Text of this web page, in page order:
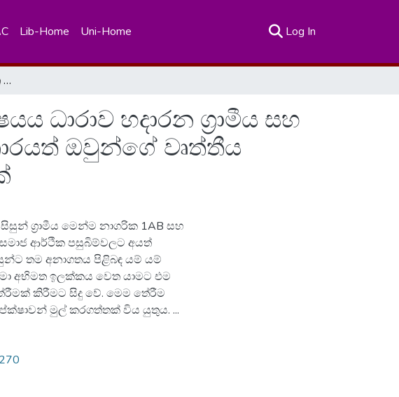
Lib-Home Uni-Home Log In
අධ්‍යයන පොදු සහතික පත්‍ර උසස් පෙළ කලා විෂයය ධාරාව හදාරන ග්‍රාමීය සහ නාගරික සිසුන් විෂයයන් තෝරාගෙන ඇති ආකාරයත් ඔවුන්ගේ වෘත්තීය අපේක්ෂණත් අතර සබඳතාව පිළිබඳ අධ්‍යයනයක්
ධාරාව හදාරන ග්‍රාමීය සහ
ඔවුන්ගේ වෘත්තීය
ග්‍රාමීය මෙන්ම නාගරික 1AB සහ
ආර්ථික පසුබිම්වලට අයත්
තම අනාගතය පිළිබඳ යම් යම්
අභිමත ඉලක්කය වෙත යාමට එම
කිරීමට සිදු වේ. මෙම තේරීම
මුල් කරගත්තක් විය යුතුය. ...